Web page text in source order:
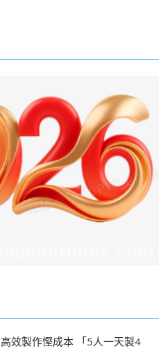
效製作慳成本 「5人一天製4